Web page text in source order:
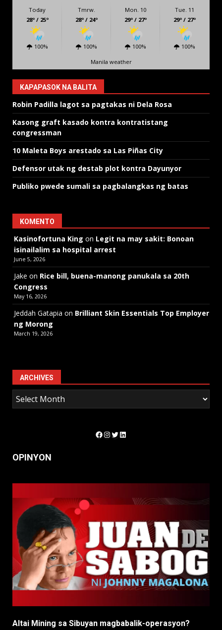
Today
28º / 25º
100%
Tmrw.
28º / 24º
100%
Mon. 10
29º / 27º
100%
Tue. 11
29º / 27º
100%
Manila weather
KAPAPASOK NA BALITA
Robin Padilla lagot sa pagtakas ni Dela Rosa
Kasong graft kasado kontra kontratistang
congressman
10 Maleta Boys arestado sa Las Piñas City
Defensor utak ng destab plot kontra Dayunyor
Publiko pwede sumali sa pagbalangkas ng batas
KOMENTO
Kasinofortuna King on Legit na may sakit: Bonoan
isinailalim sa hospital arrest
June 5, 2026
Jake on Rice bill, buena-manong panukala sa 20th
Congress
May 16, 2026
Jeddah Gatapia on Brilliant Skin Essentials Top Employer
ng Morong
March 19, 2026
ARCHIVES
Facebook
Instagram
Twitter
LinkedIn
OPINYON
Altai Mining sa Sibuyan magbabalik-operasyon?